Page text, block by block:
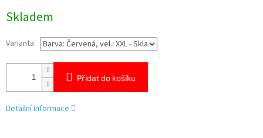
cena:
Skladem
Varianta
Přidat do košíku
Detailní informace